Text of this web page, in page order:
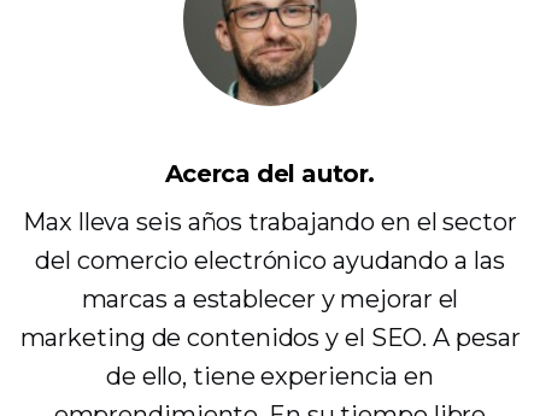
Acerca del autor.
Max lleva seis años trabajando en el sector
del comercio electrónico ayudando a las
marcas a establecer y mejorar el
marketing de contenidos y el SEO. A pesar
de ello, tiene experiencia en